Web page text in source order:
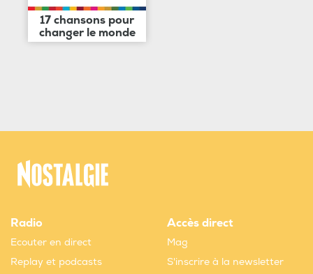
17 chansons pour
changer le monde
Radio
Ecouter en direct
Replay et podcasts
Accès direct
Mag
S'inscrire à la newsletter